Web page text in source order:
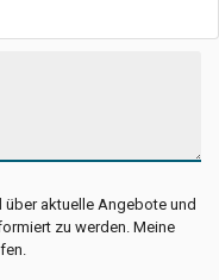
über aktuelle Angebote und
zu werden. Meine